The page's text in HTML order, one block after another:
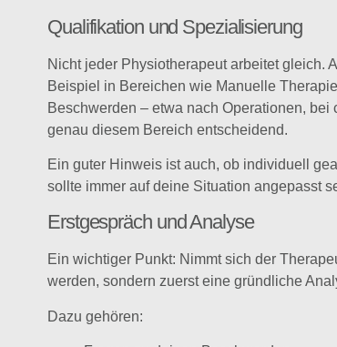
Qualifikation und Spezialisierung
Nicht jeder Physiotherapeut arbeitet gleich.
Beispiel in Bereichen wie Manuelle
Beschwerden – etwa nach Operationen,
genau diesem Bereich entscheidend.
Ein guter Hinweis ist auch, ob individuell
sollte immer auf deine Situation angepasst
Erstgespräch und Analyse
Ein wichtiger Punkt: Nimmt sich der
werden, sondern zuerst eine gründliche
Dazu gehören: